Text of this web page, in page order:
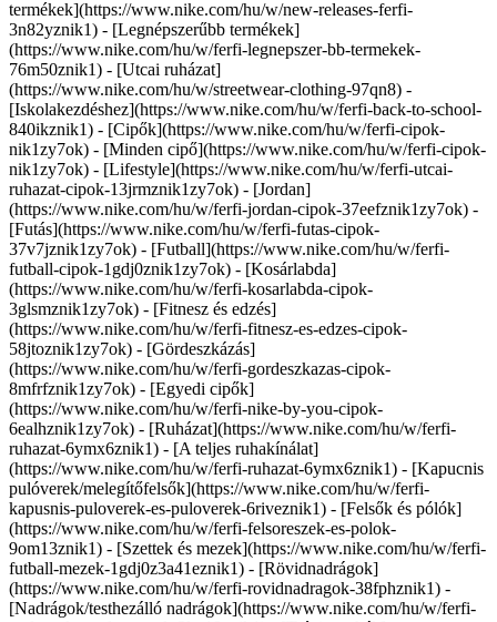
termékek](https://www.nike.com/hu/w/new-releases-ferfi-
3n82yznik1) - [Legnépszerűbb termékek]
(https://www.nike.com/hu/w/ferfi-legnepszer-bb-termekek-
76m50znik1) - [Utcai ruházat]
(https://www.nike.com/hu/w/streetwear-clothing-97qn8) -
[Iskolakezdéshez](https://www.nike.com/hu/w/ferfi-back-to-school-
840ikznik1) - [Cipők](https://www.nike.com/hu/w/ferfi-cipok-
nik1zy7ok) - [Minden cipő](https://www.nike.com/hu/w/ferfi-cipok-
nik1zy7ok) - [Lifestyle](https://www.nike.com/hu/w/ferfi-utcai-
ruhazat-cipok-13jrmznik1zy7ok) - [Jordan]
(https://www.nike.com/hu/w/ferfi-jordan-cipok-37eefznik1zy7ok) -
[Futás](https://www.nike.com/hu/w/ferfi-futas-cipok-
37v7jznik1zy7ok) - [Futball](https://www.nike.com/hu/w/ferfi-
futball-cipok-1gdj0znik1zy7ok) - [Kosárlabda]
(https://www.nike.com/hu/w/ferfi-kosarlabda-cipok-
3glsmznik1zy7ok) - [Fitnesz és edzés]
(https://www.nike.com/hu/w/ferfi-fitnesz-es-edzes-cipok-
58jtoznik1zy7ok) - [Gördeszkázás]
(https://www.nike.com/hu/w/ferfi-gordeszkazas-cipok-
8mfrfznik1zy7ok) - [Egyedi cipők]
(https://www.nike.com/hu/w/ferfi-nike-by-you-cipok-
6ealhznik1zy7ok) - [Ruházat](https://www.nike.com/hu/w/ferfi-
ruhazat-6ymx6znik1) - [A teljes ruhakínálat]
(https://www.nike.com/hu/w/ferfi-ruhazat-6ymx6znik1) - [Kapucnis
pulóverek/melegítőfelsők](https://www.nike.com/hu/w/ferfi-
kapusnis-puloverek-es-puloverek-6riveznik1) - [Felsők és pólók]
(https://www.nike.com/hu/w/ferfi-felsoreszek-es-polok-
9om13znik1) - [Szettek és mezek](https://www.nike.com/hu/w/ferfi-
futball-mezek-1gdj0z3a41eznik1) - [Rövidnadrágok]
(https://www.nike.com/hu/w/ferfi-rovidnadragok-38fphznik1) -
[Nadrágok/testhezálló nadrágok](https://www.nike.com/hu/w/ferfi-